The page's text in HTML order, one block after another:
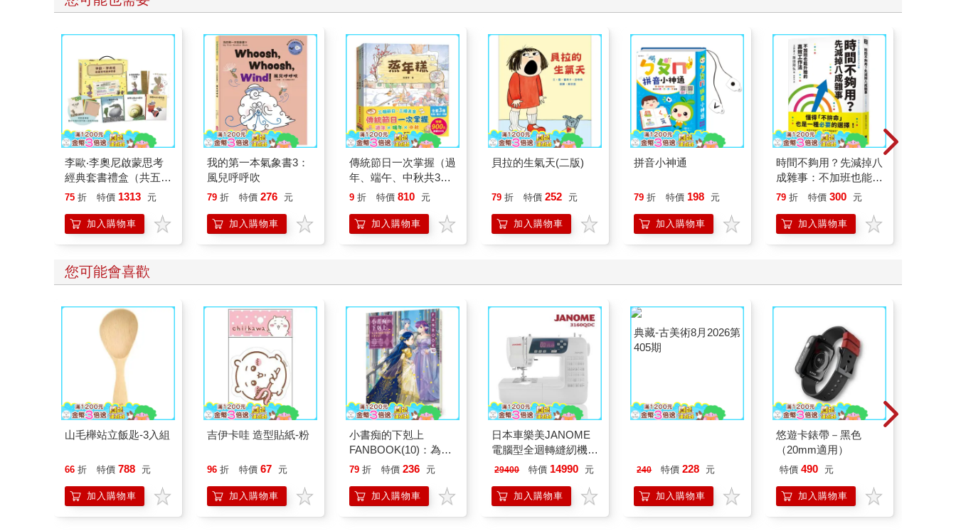
李歐‧李奧尼啟蒙思考
經典套書禮盒（共五冊
／贈親子共讀引導手冊
75 折 特價 1313 元
加入購物車
我的第一本氣象書3：
風兒呼呼吹
79 折 特價 276 元
加入購物車
傳統節日一次掌握（過
年、端午、中秋共3
冊）
9 折 特價 810 元
加入購物車
貝拉的生氣天(二版)
79 折 特價 252 元
加入購物車
拼音小神通
79 折 特價 198 元
加入購物車
時間不夠用？先減掉八
成雜事：不加班也能升
職的高效工作法
79 折 特價 300 元
加入購物車
您可能會喜歡
山毛櫸站立飯匙-3入組
66 折 特價 788 元
加入購物車
吉伊卡哇 造型貼紙-粉
96 折 特價 67 元
加入購物車
小書痴的下剋上
FANBOOK(10)：為了
成為圖書管理員不擇手
79 折 特價 236 元
加入購物車
日本車樂美JANOME
電腦型全迴轉縫紉機
3160QDC
29400 特價 14990 元
加入購物車
240 特價 228 元
加入購物車
悠遊卡錶帶－黑色
（20mm適用）
特價 490 元
加入購物車